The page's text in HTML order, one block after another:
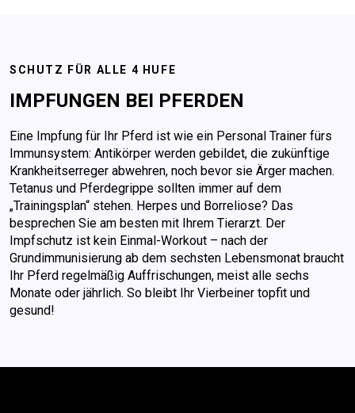
SCHUTZ FÜR ALLE 4 HUFE
IMPFUNGEN BEI PFERDEN
Eine Impfung für Ihr Pferd ist wie ein Personal Trainer fürs
Immunsystem: Antikörper werden gebildet, die zukünftige
Krankheitserreger abwehren, noch bevor sie Ärger machen.
Tetanus und Pferdegrippe sollten immer auf dem
„Trainingsplan“ stehen. Herpes und Borreliose? Das
besprechen Sie am besten mit Ihrem Tierarzt. Der
Impfschutz ist kein Einmal-Workout – nach der
Grundimmunisierung ab dem sechsten Lebensmonat braucht
Ihr Pferd regelmäßig Auffrischungen, meist alle sechs
Monate oder jährlich. So bleibt Ihr Vierbeiner topfit und
gesund!